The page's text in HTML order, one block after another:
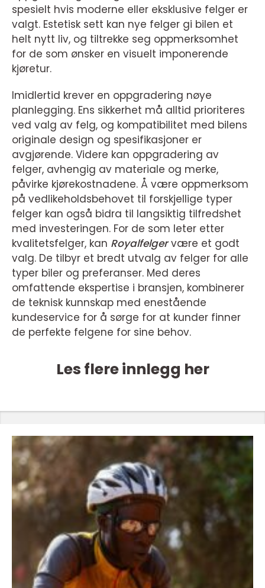
spesielt hvis moderne eller eksklusive felger er
valgt. Estetisk sett kan nye felger gi bilen et
helt nytt liv, og tiltrekke seg oppmerksomhet
for de som ønsker en visuelt imponerende
kjøretur.
Imidlertid krever en oppgradering nøye
planlegging. Ens sikkerhet må alltid prioriteres
ved valg av felg, og kompatibilitet med bilens
originale design og spesifikasjoner er
avgjørende. Videre kan oppgradering av
felger, avhengig av materiale og merke,
påvirke kjørekostnadene. Å være oppmerksom
på vedlikeholdsbehovet til forskjellige typer
felger kan også bidra til langsiktig tilfredshet
med investeringen. For de som leter etter
kvalitetsfelger, kan Royalfelger være et godt
valg. De tilbyr et bredt utvalg av felger for alle
typer biler og preferanser. Med deres
omfattende ekspertise i bransjen, kombinerer
de teknisk kunnskap med enestående
kundeservice for å sørge for at kunder finner
de perfekte felgene for sine behov.
Les flere innlegg her